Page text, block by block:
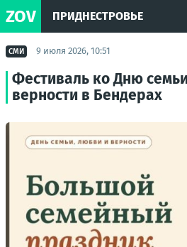
ZOV ПРИДНЕСТРОВЬЕ
СМИ 9 июля 2026, 10:51
Фестиваль ко Дню
верности в Бендерах